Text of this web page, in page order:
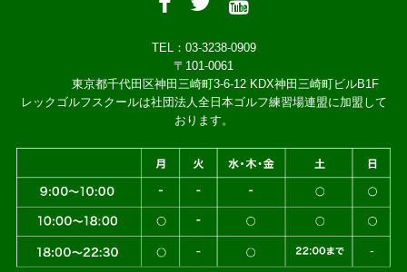
TEL：03-3238-0909
〒101-0061
東京都千代田区神田三崎町3-6-12 KDX神田三崎町ビルB1F
レックゴルフスクールは社団法人全日本ゴルフ練習場連盟に加盟して
おります。